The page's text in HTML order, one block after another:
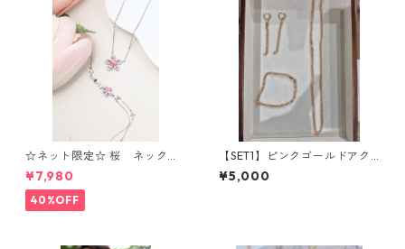
☆ネット限定☆ 桜 ネックレ
ス⁺ブレスレットセット OS5
¥7,980
40%OFF
【SET1】ピンクゴールドアク
セサリーセット
¥5,000